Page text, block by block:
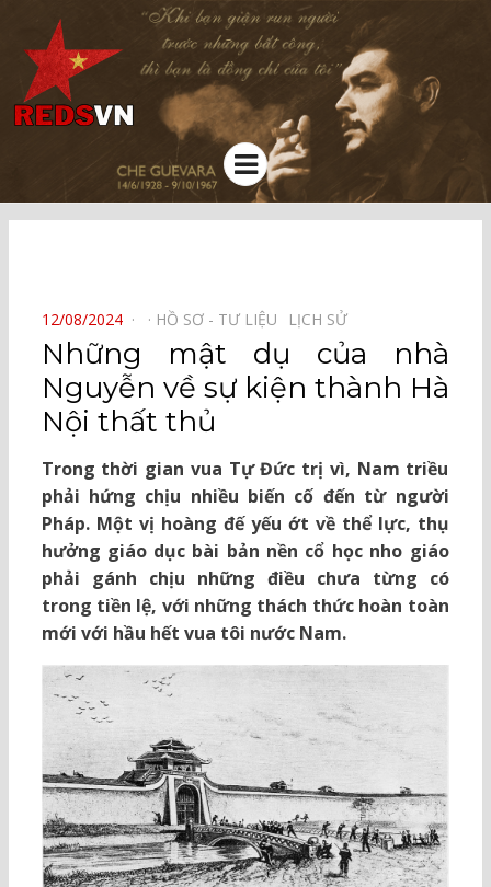
Kênh chia sẻ tri thức cộng đồng
Menu
POSTED
ON
12/08/2024 HỒ SƠ - TƯ LIỆU⠀ LỊCH SỬ⠀
Những mật dụ của nhà
Nguyễn về sự kiện thành Hà
Nội thất thủ
Trong thời gian vua Tự Đức trị vì, Nam triều
phải hứng chịu nhiều biến cố đến từ người
Pháp. Một vị hoàng đế yếu ớt về thể lực, thụ
hưởng giáo dục bài bản nền cổ học nho giáo
phải gánh chịu những điều chưa từng có
trong tiền lệ, với những thách thức hoàn toàn
mới với hầu hết vua tôi nước Nam.